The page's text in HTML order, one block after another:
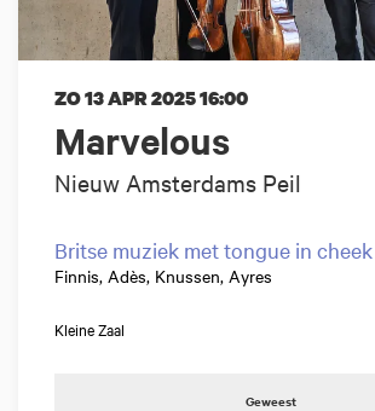
Marvelous
Nieuw Amsterdams Peil
ZO 13 APR 202516:00
Britse muziek met tongue in cheek
Finnis, Adès, Knussen, Ayres
Kleine Zaal
Geweest